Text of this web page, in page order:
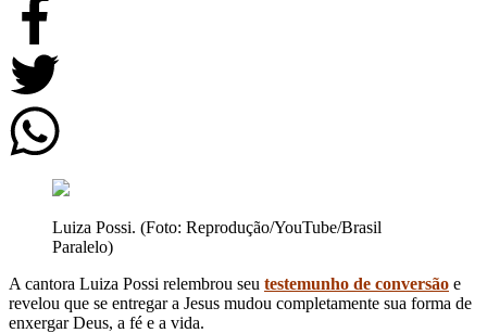
Luiza Possi. (Foto: Reprodução/YouTube/Brasil
Paralelo)
A cantora Luiza Possi relembrou seu testemunho de conversão e
revelou que se entregar a Jesus mudou completamente sua forma de
enxergar Deus, a fé e a vida.